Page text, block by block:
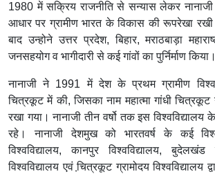
1980 में सक्रिय राजनीति से सन्यास लेकर नानाजी
आधार पर ग्रामीण भारत के विकास की रूपरेखा
बाद उन्होने उत्तर प्रदेश, बिहार, मराठबाड़ा
जनसहयोग व भागीदारी से कई गांवों का पुर्निर्माण किया।
नानाजी ने 1991 में देश के प्रथम ग्रामीण
चित्रकूट में की, जिसका नाम महात्मा गांधी चित्रकूट
रखा गया। नानाजी तीन वर्षो तक इस
रहे। नानाजी देशमुख को भारतवर्ष के कई
विश्वविद्यालय, कानपुर विश्वविद्यालय, बुदेलखंड
विश्वविद्यालय एवं चि़त्रकूट ग्रामोदय विश्वविद्यालय